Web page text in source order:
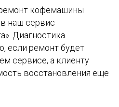
кофемашины
наш сервис
Диагностика
если ремонт будет
сервисе, а клиенту
восстановления еще